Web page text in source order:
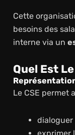
Cette
besoins des
interne via un
Quel Est
Le CSE permet
dialoguer